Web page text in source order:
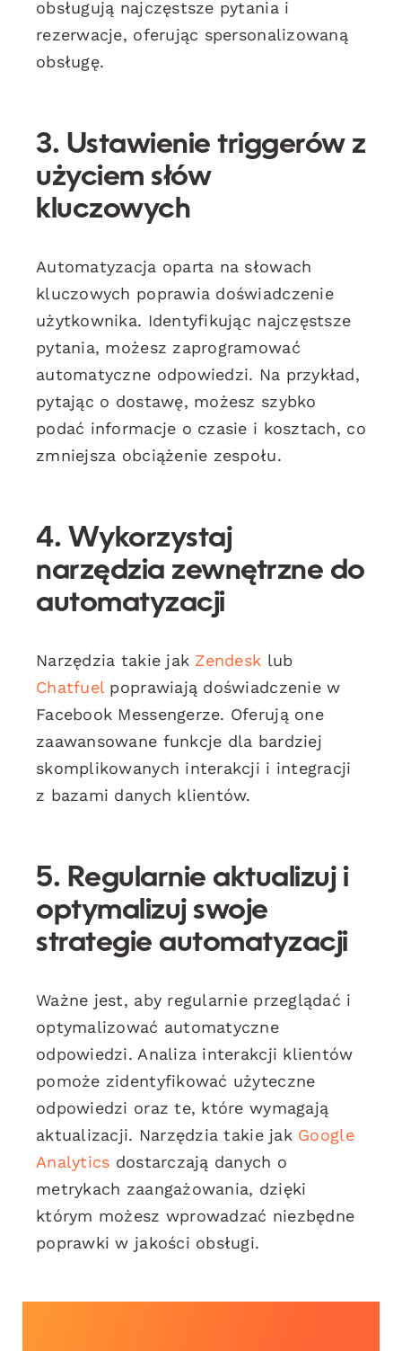
obsługują najczęstsze pytania i
rezerwacje, oferując spersonalizowaną
obsługę.
3. Ustawienie triggerów z
użyciem słów
kluczowych
Automatyzacja oparta na słowach
kluczowych poprawia doświadczenie
użytkownika. Identyfikując najczęstsze
pytania, możesz zaprogramować
automatyczne odpowiedzi. Na przykład,
pytając o dostawę, możesz szybko
podać informacje o czasie i kosztach, co
zmniejsza obciążenie zespołu.
4. Wykorzystaj
narzędzia zewnętrzne do
automatyzacji
Narzędzia takie jak Zendesk lub
Chatfuel poprawiają doświadczenie w
Facebook Messengerze. Oferują one
zaawansowane funkcje dla bardziej
skomplikowanych interakcji i integracji
z bazami danych klientów.
5. Regularnie aktualizuj i
optymalizuj swoje
strategie automatyzacji
Ważne jest, aby regularnie przeglądać i
optymalizować automatyczne
odpowiedzi. Analiza interakcji klientów
pomoże zidentyfikować użyteczne
odpowiedzi oraz te, które wymagają
aktualizacji. Narzędzia takie jak Google
Analytics dostarczają danych o
metrykach zaangażowania, dzięki
którym możesz wprowadzać niezbędne
poprawki w jakości obsługi.